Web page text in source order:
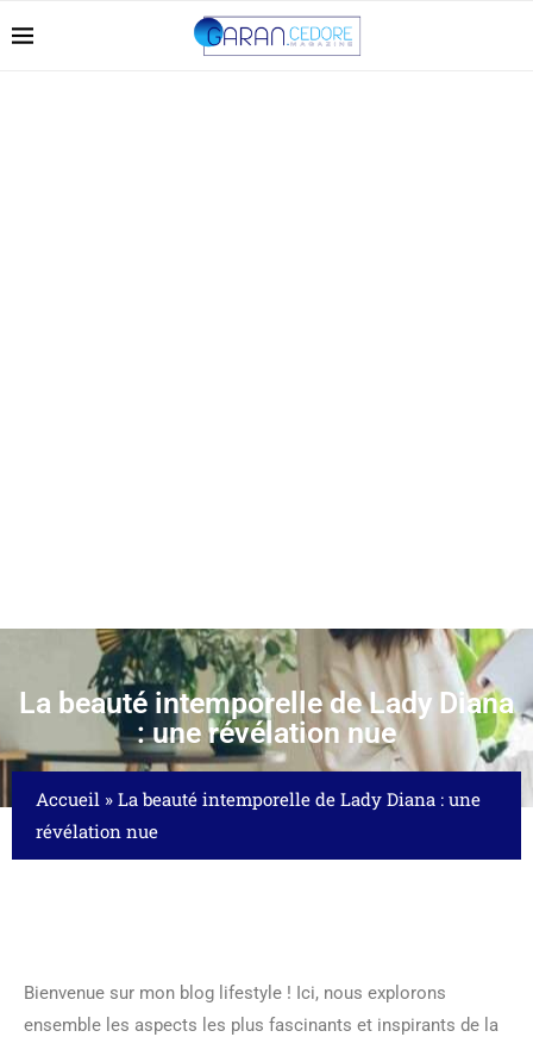
La beauté intemporelle de Lady Diana
: une révélation nue
Accueil » La beauté intemporelle de Lady Diana : une
révélation nue
Bienvenue sur mon blog lifestyle ! Ici, nous explorons
ensemble les aspects les plus fascinants et inspirants de la